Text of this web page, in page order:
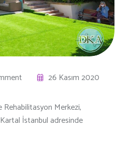
26 Kasım 2020
Merkezi,
Kartal İstanbul adresinde